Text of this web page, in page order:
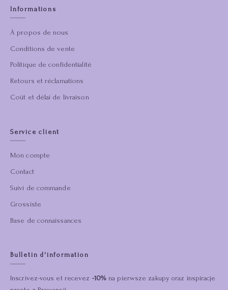
Informations
À propos de nous
Conditions de vente
Politique de confidentialité
Retours et réclamations
Coût et délai de livraison
Service client
Mon compte
Contact
Suivi de commande
Grossiste
Base de connaissances
Bulletin d'information
Inscrivez-vous et recevez -10% na pierwsze zakupy oraz inspiracje